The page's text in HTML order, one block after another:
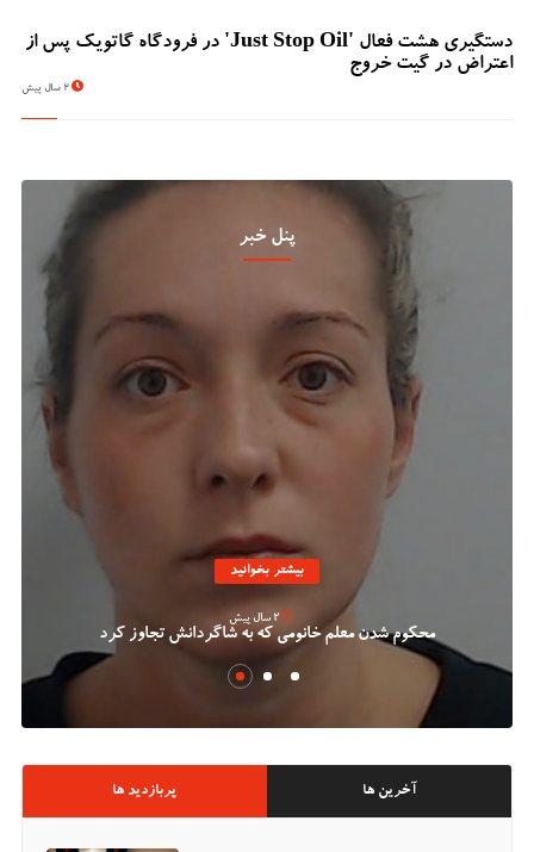
دستگیری هشت فعال 'Just Stop Oil' در فرودگاه گاتویک پس از
اعتراض در گیت خروج
2 سال پیش
پنل خبر
بیشتر بخوانید
محکوم شدن معلم خانومی که به شاگردانش تجاوز کرد
2 سال پیش
پربازدید ها آخرین ها